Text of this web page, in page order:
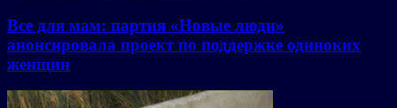
Все для мам: партия «Новые люди»
анонсировала проект по поддержке одиноких
женщин